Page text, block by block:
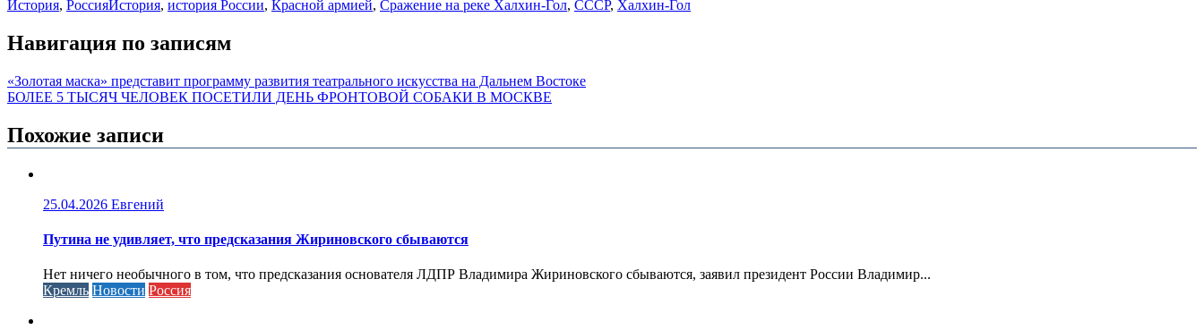
История, РоссияИстория, история России, Красной армией, Сражение на реке Халхин-Гол, СССР, Халхин-Гол
Навигация по записям
«Золотая маска» представит программу развития театрального искусства на Дальнем Востоке
БОЛЕЕ 5 ТЫСЯЧ ЧЕЛОВЕК ПОСЕТИЛИ ДЕНЬ ФРОНТОВОЙ СОБАКИ В МОСКВЕ
Похожие записи
25.04.2026 Евгений
Путина не удивляет, что предсказания Жириновского сбываются
Нет ничего необычного в том, что предсказания основателя ЛДПР Владимира Жириновского сбываются, заявил президент России Владимир...
Кремль Новости Россия